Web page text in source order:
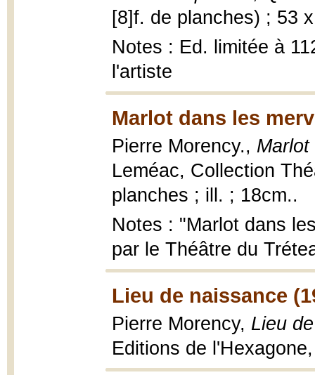
[8]f. de planches) ; 53
Notes : Ed. limitée à
l'artiste
Marlot dans les
Pierre Morency.,
Leméac, Collection
planches ; ill. ; 18cm..
Notes : "Marlot dans
par le Théâtre du
Lieu de naissance
Pierre Morency, Lieu
Editions de